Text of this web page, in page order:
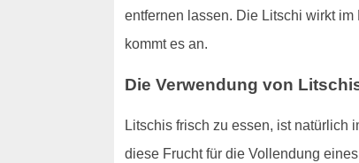
entfernen lassen. Die Litschi wirkt
kommt es an.
Die Verwendung von
Litschis frisch zu essen, ist natürlich
diese Frucht für die Vollendung